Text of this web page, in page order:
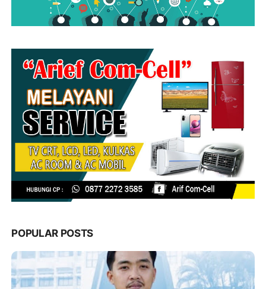
POPULAR POSTS